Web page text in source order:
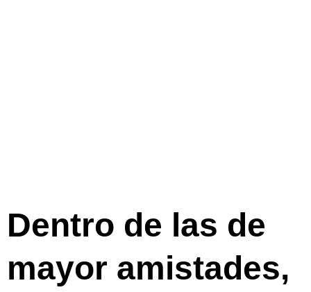
Dentro de las de
mayor amistades,